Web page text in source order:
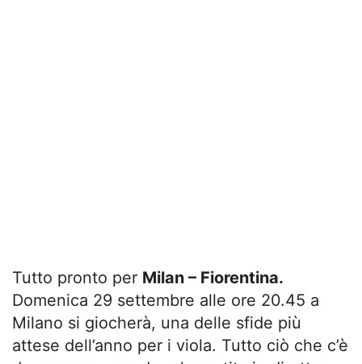
Tutto pronto per Milan – Fiorentina.
Domenica 29 settembre alle ore 20.45 a
Milano si giocherà, una delle sfide più
attese dell’anno per i viola. Tutto ciò che c’è